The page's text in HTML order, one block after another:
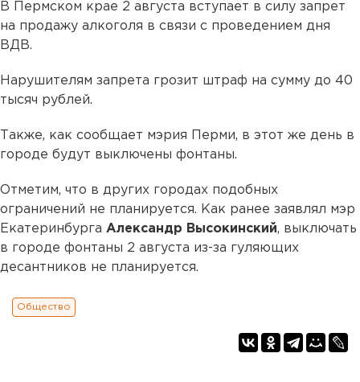
В Пермском крае 2 августа вступает в силу запрет
на продажу алкоголя в связи с проведением дня
ВДВ.
Нарушителям запрета грозит штраф на сумму до 40
тысяч рублей.
Также, как сообщает мэрия Перми, в этот же день в
городе будут выключены фонтаны.
Отметим, что в других городах подобных
ограничений не планируется. Как ранее заявлял мэр
Екатеринбурга Александр Высокинский, выключать
в городе фонтаны 2 августа из-за гуляющих
десантников не планируется.
Общество